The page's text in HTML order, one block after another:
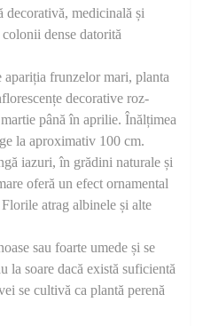
decorativă, medicinală și
dense datorită
apariția frunzelor mari, planta
decorative roz-
până în aprilie. Înălțimea
la aproximativ 100 cm.
iazuri, în grădini naturale și
oferă un efect ornamental
atrag albinele și alte
sau foarte umede și se
la soare dacă există suficientă
se cultivă ca plantă perenă